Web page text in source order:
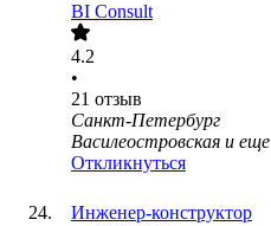
BI Consult
4.2
•
21 отзыв
Санкт-Петербург
Василеостровская и еще
Откликнуться
Инженер-конструктор